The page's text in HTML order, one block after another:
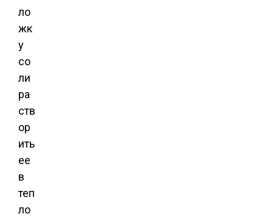
ло
жк
у
со
ли
ра
ств
ор
ить
ее
в
теп
ло